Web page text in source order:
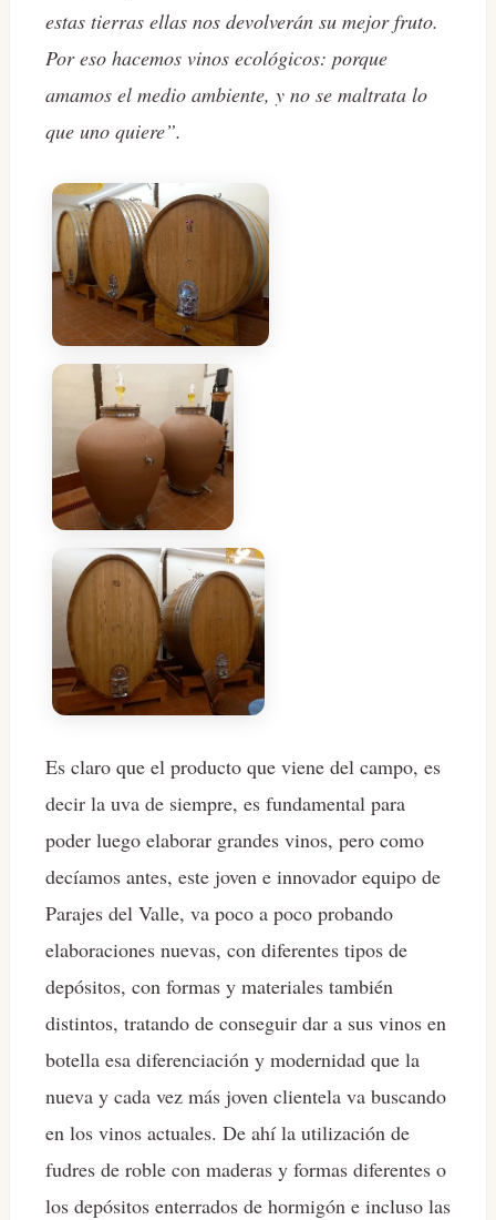
estas tierras ellas nos devolverán su mejor fruto.
Por eso hacemos vinos ecológicos: porque
amamos el medio ambiente, y no se maltrata lo
que uno quiere”.
Es claro que el producto que viene del campo, es
decir la uva de siempre, es fundamental para
poder luego elaborar grandes vinos, pero como
decíamos antes, este joven e innovador equipo de
Parajes del Valle, va poco a poco probando
elaboraciones nuevas, con diferentes tipos de
depósitos, con formas y materiales también
distintos, tratando de conseguir dar a sus vinos en
botella esa diferenciación y modernidad que la
nueva y cada vez más joven clientela va buscando
en los vinos actuales. De ahí la utilización de
fudres de roble con maderas y formas diferentes o
los depósitos enterrados de hormigón e incluso las